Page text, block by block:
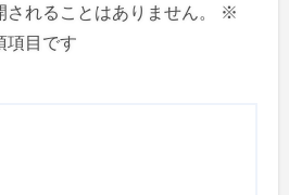
れることはありません。
※
項目です